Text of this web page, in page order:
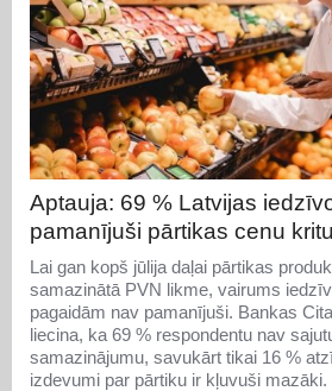
Aptauja: 69 % Latvijas
pamanījuši pārtikas cenu
Lai gan kopš jūlija daļai pārtikas
samazinātā PVN likme, vairums
pagaidām nav pamanījuši. Bankas
liecina, ka 69 % respondentu nav
samazinājumu, savukārt tikai 16 %
izdevumi par pārtiku ir kļuvuši mazāki.